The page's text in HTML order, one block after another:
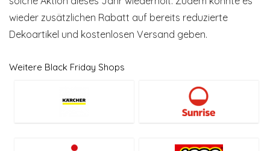
wieder zusätzlichen Rabatt auf bereits reduzierte
Dekoartikel und kostenlosen Versand geben.
Weitere Black Friday Shops